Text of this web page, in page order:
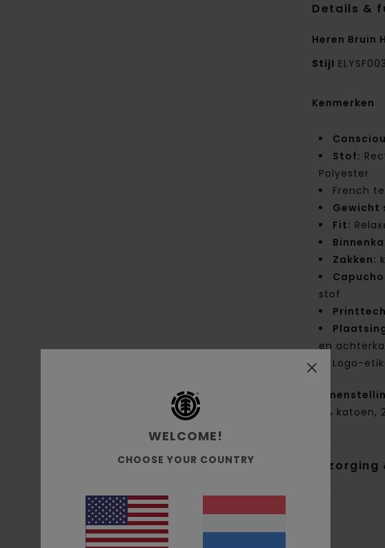
Details &
Heren Bruin
Stijl
Kenmerken
Stof:
Polyester
French
Gewicht
Fit:
Zakken:
stof
en
Logo-
30%
WELCOME!
CHOOSE YOUR COUNTRY